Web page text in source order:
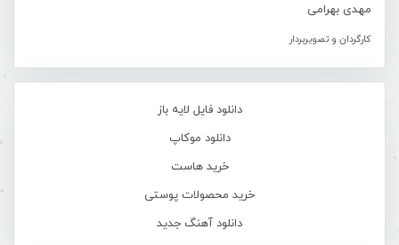
مهدی بهرامی
کارگردان و تصویربردار
دانلود فایل لایه باز
دانلود موکاپ
خرید هاست
خرید محصولات پوستی
دانلود آهنگ جدید